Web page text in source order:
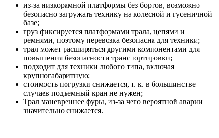
из-за низкорамной платформы без бортов, возможно
безопасно загружать технику на колесной и гусеничной
базе;
груз фиксируется платформами трала, цепями и
ремнями, поэтому перевозка безопасна для техники;
трал может расширяться другими компонентами для
повышения безопасности транспортировки;
подходит для техники любого типа, включая
крупногабаритную;
стоимость погрузки снижается, т. к. в большинстве
случаев подъемный кран не нужен;
Трал маневреннее фуры, из-за чего вероятной аварии
значительно снижается.